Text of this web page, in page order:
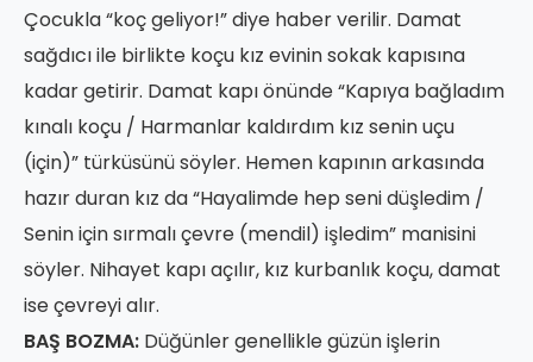
Çocukla “koç geliyor!” diye haber verilir. Damat
sağdıcı ile birlikte koçu kız evinin sokak kapısına
kadar getirir. Damat kapı önünde “Kapıya bağladım
kınalı koçu / Harmanlar kaldırdım kız senin uçu
(için)” türküsünü söyler. Hemen kapının arkasında
hazır duran kız da “Hayalimde hep seni düşledim /
Senin için sırmalı çevre (mendil) işledim” manisini
söyler. Nihayet kapı açılır, kız kurbanlık koçu, damat
ise çevreyi alır.
BAŞ BOZMA: Düğünler genellikle güzün işlerin